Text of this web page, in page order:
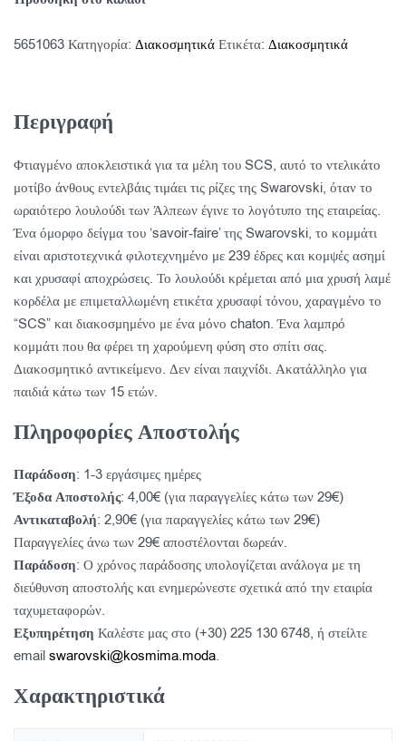
5651063 Κατηγορία: Διακοσμητικά Ετικέτα: Διακοσμητικά
Περιγραφή
Φτιαγμένο αποκλειστικά για τα μέλη του SCS, αυτό το ντελικάτο
μοτίβο άνθους εντελβάις τιμάει τις ρίζες της Swarovski, όταν το
ωραιότερο λουλούδι των Άλπεων έγινε το λογότυπο της εταιρείας.
Ένα όμορφο δείγμα του ‘savoir-faire’ της Swarovski, το κομμάτι
είναι αριστοτεχνικά φιλοτεχνημένο με 239 έδρες και κομψές ασημί
και χρυσαφί αποχρώσεις. Το λουλούδι κρέμεται από μια χρυσή λαμέ
κορδέλα με επιμεταλλωμένη ετικέτα χρυσαφί τόνου, χαραγμένο το
“SCS” και διακοσμημένο με ένα μόνο chaton. Ένα λαμπρό
κομμάτι που θα φέρει τη χαρούμενη φύση στο σπίτι σας.
Διακοσμητικό αντικείμενο. Δεν είναι παιχνίδι. Ακατάλληλο για
παιδιά κάτω των 15 ετών.
Πληροφορίες Αποστολής
Παράδοση: 1-3 εργάσιμες ημέρες
Έξοδα Αποστολής: 4,00€ (για παραγγελίες κάτω των 29€)
Αντικαταβολή: 2,90€ (για παραγγελίες κάτω των 29€)
Παραγγελίες άνω των 29€ αποστέλονται δωρεάν.
Παράδοση: Ο χρόνος παράδοσης υπολογίζεται ανάλογα με τη
διεύθυνση αποστολής και ενημερώνεστε σχετικά από την εταιρία
ταχυμεταφορών.
Εξυπηρέτηση Καλέστε μας στο (+30) 225 130 6748, ή στείλτε
email swarovski@kosmima.moda.
Χαρακτηριστικά